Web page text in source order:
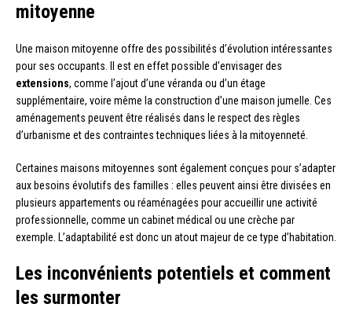
mitoyenne
Une maison mitoyenne offre des possibilités d’évolution intéressantes
pour ses occupants. Il est en effet possible d’envisager des
extensions, comme l’ajout d’une véranda ou d’un étage
supplémentaire, voire même la construction d’une maison jumelle. Ces
aménagements peuvent être réalisés dans le respect des règles
d’urbanisme et des contraintes techniques liées à la mitoyenneté.
Certaines maisons mitoyennes sont également conçues pour s’adapter
aux besoins évolutifs des familles : elles peuvent ainsi être divisées en
plusieurs appartements ou réaménagées pour accueillir une activité
professionnelle, comme un cabinet médical ou une crèche par
exemple. L’adaptabilité est donc un atout majeur de ce type d’habitation.
Les inconvénients potentiels et comment
les surmonter